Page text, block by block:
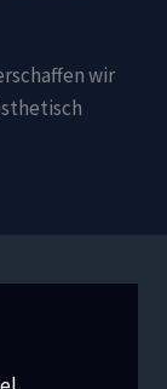
wir